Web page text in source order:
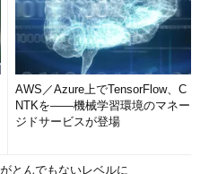
AWS／Azure上でTensorFlow、C
NTKを――機械学習環境のマネー
ジドサービスが登場
とんでもないレベルに